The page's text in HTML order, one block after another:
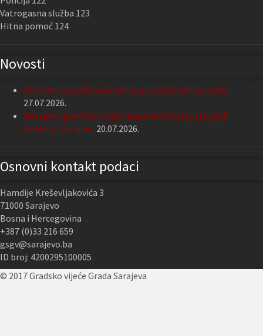
Vatrogasna služba 123
Hitna pomoć 124
Novosti
Održana 13. sjednica Gradskog vijeća Grada Sarajeva
27.07.2026.
Nastavak podrške Grada Sarajeva Udruženju slijepih
Kantona Sarajevo 20.07.2026.
Osnovni kontakt podaci
Hamdije Kreševljakovića 3
71000 Sarajevo
Bosna i Hercegovina
+387 (0)33 216 659
gsgv@sarajevo.ba
ID broj: 4200295100005
© 2017 Gradsko vijeće Grada Sarajeva